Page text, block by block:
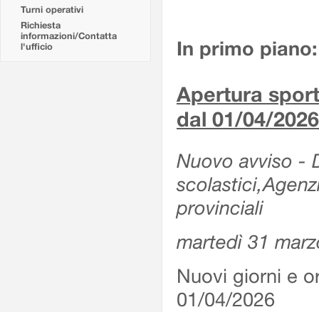
Turni operativi
Richiesta
informazioni/Contatta
l'ufficio
In primo piano:
Apertura
dal 01/04/2026
Nuovo avviso -
provinciali
martedì 31
Nuovi giorni e
01/04/2026